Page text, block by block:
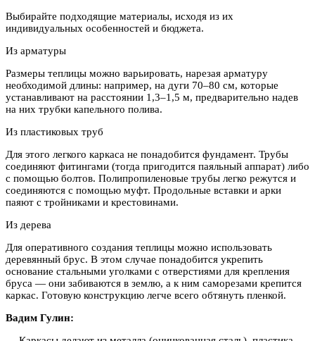
Выбирайте подходящие материалы, исходя из их
индивидуальных особенностей и бюджета.
Из арматуры
Размеры теплицы можно варьировать, нарезая арматуру
необходимой длины: например, на дуги 70–80 см, которые
устанавливают на расстоянии 1,3–1,5 м, предварительно надев
на них трубки капельного полива.
Из пластиковых труб
Для этого легкого каркаса не понадобится фундамент. Трубы
соединяют фитингами (тогда пригодится паяльный аппарат) либо
с помощью болтов. Полипропиленовые трубы легко режутся и
соединяются с помощью муфт. Продольные вставки и арки
паяют с тройниками и крестовинами.
Из дерева
Для оперативного создания теплицы можно использовать
деревянный брус. В этом случае понадобится укрепить
основание стальными уголками с отверстиями для крепления
бруса — они забиваются в землю, а к ним саморезами крепится
каркас. Готовую конструкцию легче всего обтянуть пленкой.
Вадим Гулин: